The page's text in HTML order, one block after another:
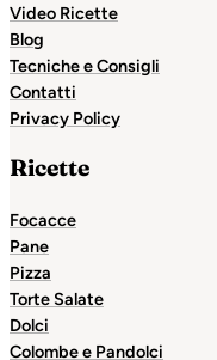
Video Ricette
Blog
Tecniche e Consigli
Contatti
Privacy Policy
Ricette
Focacce
Pane
Pizza
Torte Salate
Dolci
Colombe e Pandolci